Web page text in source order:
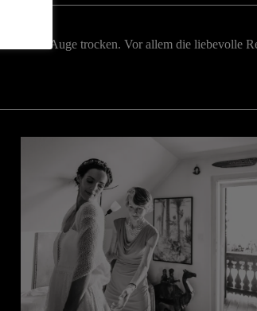
kein Auge trocken. Vor allem die liebevolle